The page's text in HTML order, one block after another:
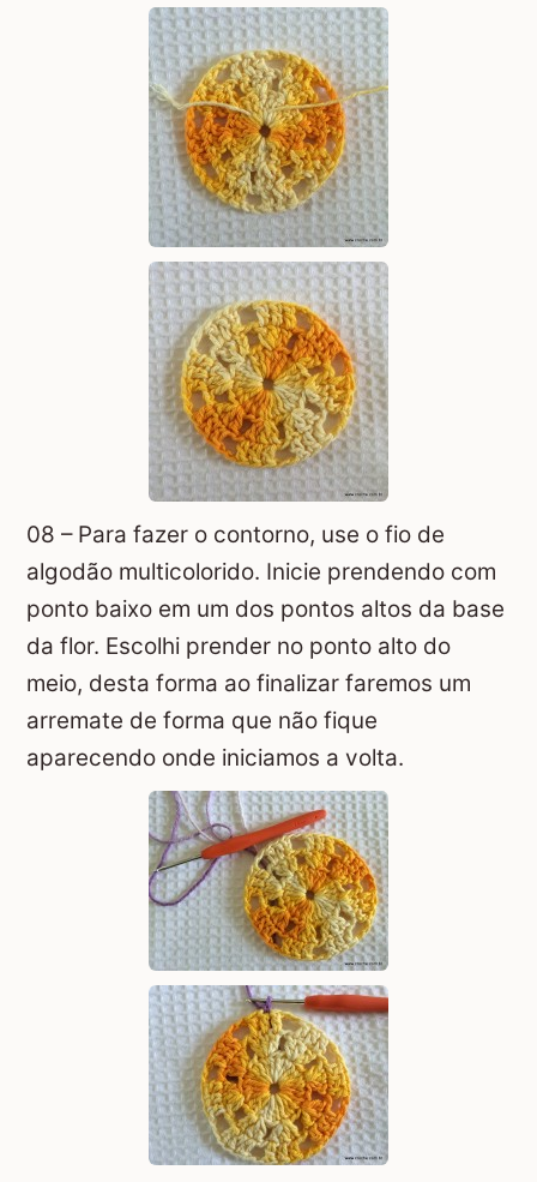
08 – Para fazer o contorno, use o fio de
algodão multicolorido. Inicie prendendo com
ponto baixo em um dos pontos altos da base
da flor. Escolhi prender no ponto alto do
meio, desta forma ao finalizar faremos um
arremate de forma que não fique
aparecendo onde iniciamos a volta.